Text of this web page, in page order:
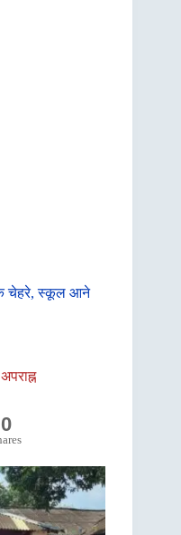
के चेहरे, स्कूल आने
0